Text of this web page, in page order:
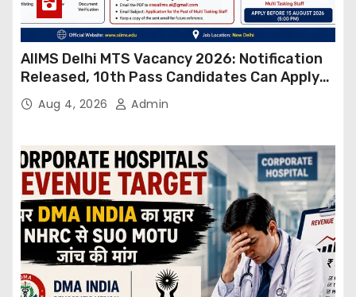
AIIMS Delhi MTS Vacancy 2026: Notification
Released, 10th Pass Candidates Can Apply
Through Email
Aug 4, 2026 Admin